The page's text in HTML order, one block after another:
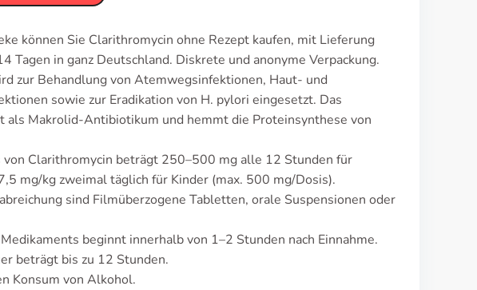
können Sie Clarithromycin ohne Rezept kaufen, mit Lieferung
Tagen in ganz Deutschland. Diskrete und anonyme Verpackung.
zur Behandlung von Atemwegsinfektionen, Haut- und
sowie zur Eradikation von H. pylori eingesetzt. Das
als Makrolid-Antibiotikum und hemmt die Proteinsynthese von
von Clarithromycin beträgt 250–500 mg alle 12 Stunden für
mg/kg zweimal täglich für Kinder (max. 500 mg/Dosis).
sind Filmüberzogene Tabletten, orale Suspensionen oder
beginnt innerhalb von 1–2 Stunden nach Einnahme.
beträgt bis zu 12 Stunden.
Konsum von Alkohol.